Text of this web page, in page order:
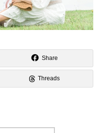
Share
Threads